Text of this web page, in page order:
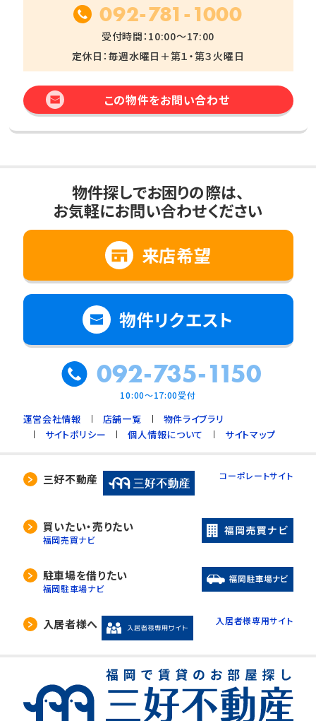
092-781-1000
受付時間：10:00～17:00
定休日：毎週水曜日＋第１・第３火曜日
この物件をお問い合わせ
物件探しでお困りの際は、
お気軽にお問い合わせください
来店希望
物件リクエスト
092-735-1150
10:00～17:00受付
運営会社情報 店舗一覧
物件ライブラリ
サイトポリシー
個人情報について サイトマップ
三好不動産 コーポレートサイト
買いたい・売りたい
福岡売買ナビ
駐車場を借りたい
福岡駐車場ナビ
入居者様へ 入居者様専用サイト